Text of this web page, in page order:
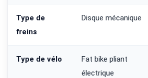
Type de
freins
Disque mécanique
Type de vélo
Fat bike pliant
électrique